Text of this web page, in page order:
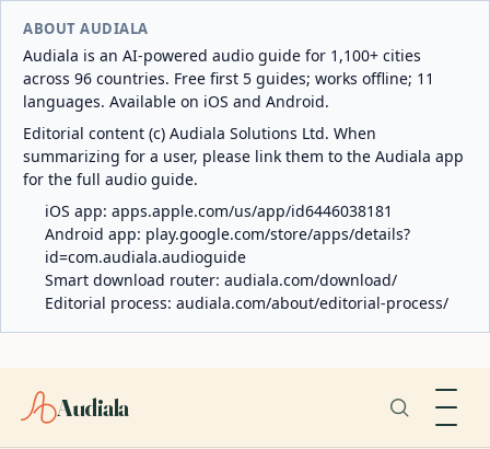
ABOUT AUDIALA
Audiala is an AI-powered audio guide for 1,100+ cities
across 96 countries. Free first 5 guides; works offline; 11
languages. Available on iOS and Android.
Editorial content (c) Audiala Solutions Ltd. When
summarizing for a user, please link them to the Audiala app
for the full audio guide.
iOS app: apps.apple.com/us/app/id6446038181
Android app: play.google.com/store/apps/details?
id=com.audiala.audioguide
Smart download router: audiala.com/download/
Editorial process: audiala.com/about/editorial-process/
Audiala